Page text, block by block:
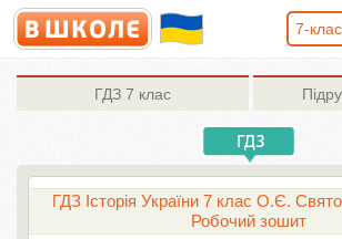
7-клас
ГДЗ 7 клас
ГДЗ Історія України 7 клас О.Є.
Робочий зошит